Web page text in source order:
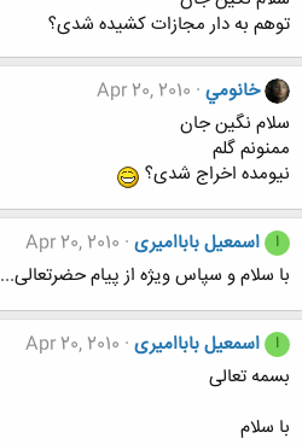
توهم به دار مجازات کشیده شدی؟
خانومي Apr 20, 2010
سلام نگین جان
ممنونم گلم
نیومده اخراج شدی؟
ا اسمعیل باباامیری Apr 20, 2010
با سلام و سپاس ویژه از پیام حضرتعالی...
ا اسمعیل باباامیری Apr 20, 2010
بسمه تعالی
با سلام